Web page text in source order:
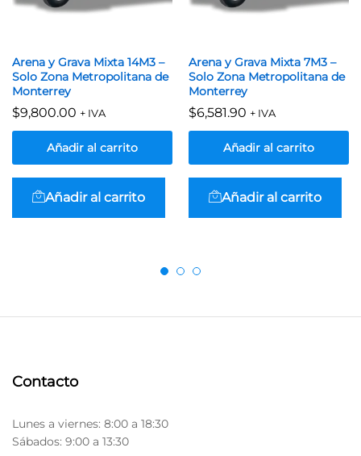
Arena y Grava Mixta 14M3 –
Solo Zona Metropolitana de
Monterrey
$9,800.00 + IVA
Añadir al carrito
Añadir al carrito
Arena y Grava Mixta 7M3 –
Solo Zona Metropolitana de
Monterrey
$6,581.90 + IVA
Añadir al carrito
Añadir al carrito
Contacto
Lunes a viernes: 8:00 a 18:30
Sábados: 9:00 a 13:30